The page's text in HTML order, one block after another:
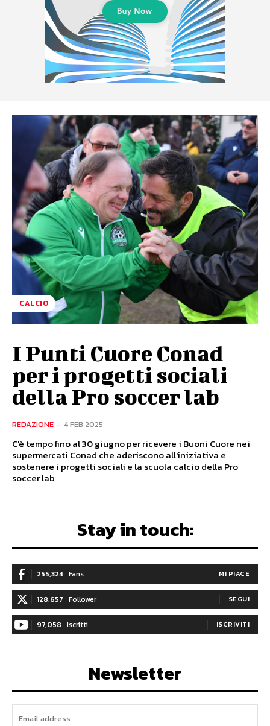
CALCIO
I Punti Cuore Conad
per i progetti sociali
della Pro soccer lab
REDAZIONE - 4 FEB 2025
C'è tempo fino al 30 giugno per ricevere i Buoni Cuore nei
supermercati Conad che aderiscono all'iniziativa e
sostenere i progetti sociali e la scuola calcio della Pro
soccer lab
Stay in touch:
255,324 Fans MI PIACE
128,657 Follower SEGUI
97,058 Iscritti ISCRIVITI
Newsletter